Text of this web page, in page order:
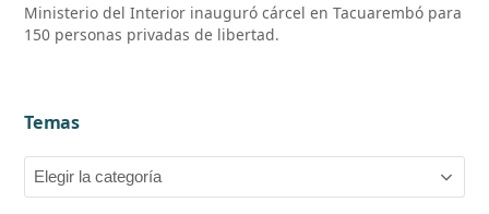
Ministerio del Interior inauguró cárcel en Tacuarembó para
150 personas privadas de libertad.
Temas
Temas